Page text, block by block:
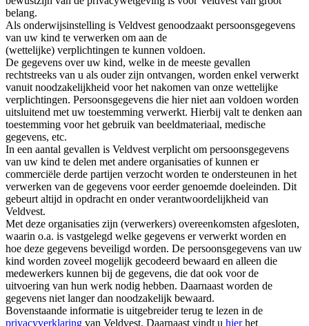
belang.
Als onderwijsinstelling is Veldvest genoodzaakt persoonsgegevens
van uw kind te verwerken om aan de
(wettelijke) verplichtingen te kunnen voldoen.
De gegevens over uw kind, welke in de meeste gevallen
rechtstreeks van u als ouder zijn ontvangen, worden enkel verwerkt
vanuit noodzakelijkheid voor het nakomen van onze wettelijke
verplichtingen. Persoonsgegevens die hier niet aan voldoen worden
uitsluitend met uw toestemming verwerkt. Hierbij valt te denken aan
toestemming voor het gebruik van beeldmateriaal, medische
gegevens, etc.
In een aantal gevallen is Veldvest verplicht om persoonsgegevens
van uw kind te delen met andere organisaties of kunnen er
commerciële derde partijen verzocht worden te ondersteunen in het
verwerken van de gegevens voor eerder genoemde doeleinden. Dit
gebeurt altijd in opdracht en onder verantwoordelijkheid van
Veldvest.
Met deze organisaties zijn (verwerkers) overeenkomsten afgesloten,
waarin o.a. is vastgelegd welke gegevens er verwerkt worden en
hoe deze gegevens beveiligd worden. De persoonsgegevens van uw
kind worden zoveel mogelijk gecodeerd bewaard en alleen die
medewerkers kunnen bij de gegevens, die dat ook voor de
uitvoering van hun werk nodig hebben. Daarnaast worden de
gegevens niet langer dan noodzakelijk bewaard.
Bovenstaande informatie is uitgebreider terug te lezen in de
privacyverklaring van Veldvest. Daarnaast vindt u hierhet